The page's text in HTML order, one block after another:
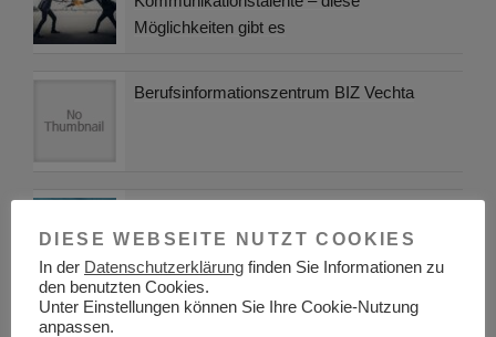
Möglichkeiten gibt es
Berufsinformationszentrum BIZ Vechta
Fachkräfte in den nächsten 10 Jahren?
DIESE WEBSEITE NUTZT COOKIES
In der Datenschutzerklärung finden Sie Informationen zu
den benutzten Cookies.
Unter Einstellungen können Sie Ihre Cookie-Nutzung
anpassen.